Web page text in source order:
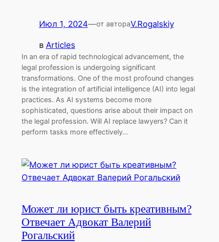
Июл 1, 2024—от автораV.Rogalskiy
в Articles
In an era of rapid technological advancement, the
legal profession is undergoing significant
transformations. One of the most profound changes
is the integration of artificial intelligence (AI) into legal
practices. As AI systems become more
sophisticated, questions arise about their impact on
the legal profession. Will AI replace lawyers? Can it
perform tasks more effectively…
Может ли юрист быть креативным?
Отвечает Адвокат Валерий
Рогальский